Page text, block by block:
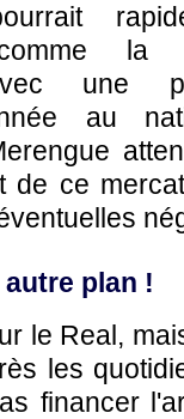
la
une
au
de ce
autre plan !
le Real,
les
financer